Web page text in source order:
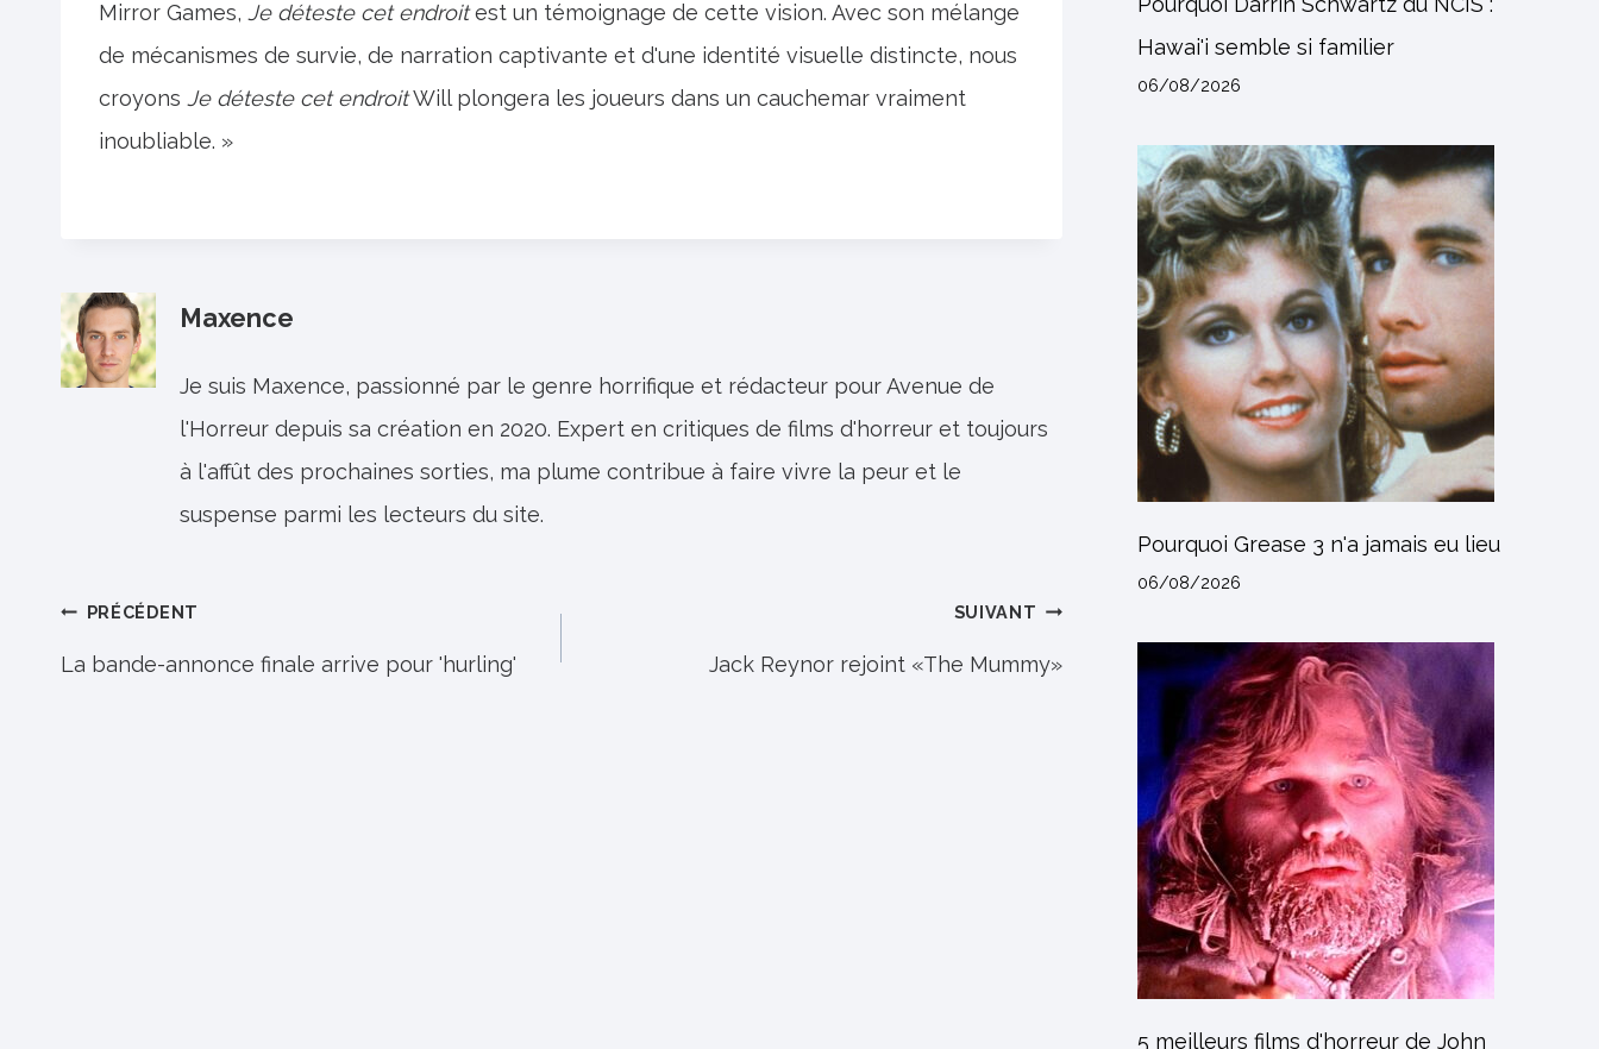
Mirror Games, Je déteste cet endroitest un témoignage de cette vision. Avec son mélange
de mécanismes de survie, de narration captivante et d'une identité visuelle distincte, nous
croyons Je déteste cet endroitWill plongera les joueurs dans un cauchemar vraiment
inoubliable. »
Maxence
Je suis Maxence, passionné par le genre horrifique et rédacteur pour Avenue de
l'Horreur depuis sa création en 2020. Expert en critiques de films d'horreur et toujours
à l'affût des prochaines sorties, ma plume contribue à faire vivre la peur et le
suspense parmi les lecteurs du site.
Navigation
de
PRÉCÉDENT
La bande-annonce finale arrive pour 'hurling'
SUIVANT
Jack Reynor rejoint «The Mummy»
Hawai'i semble si familier
06/08/2026
Pourquoi Grease 3 n'a jamais eu lieu
06/08/2026
5 meilleurs films d'horreur de John